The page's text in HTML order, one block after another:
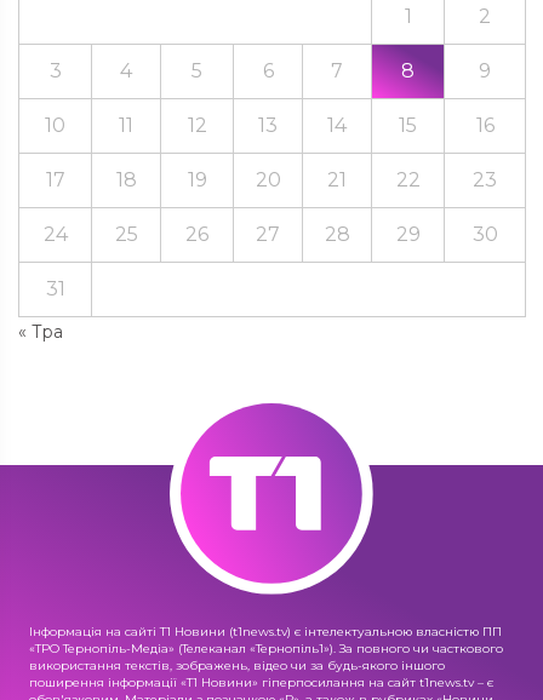
« Тра
1 2
3 4 5 6 7 8 9
10 11 12 13 14 15 16
17 18 19 20 21 22 23
24 25 26 27 28 29 30
31
Інформація на сайті Т1 Новини (t1news.tv) є інтелектуальною власністю ПП
«ТРО Тернопіль-Медіа» (Телеканал «Тернопіль1»). За повного чи часткового
використання текстів, зображень, відео чи за будь-якого іншого
поширення інформації «Т1 Новини» гіперпосилання на сайт t1news.tv – є